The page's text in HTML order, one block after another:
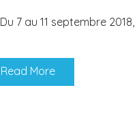
Du 7 au 11 septembre
Read More